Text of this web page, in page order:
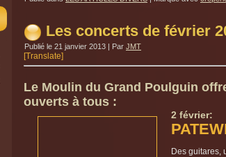
Les concerts de février
Publié le 21 janvier 2013 | Par JMT
[Translate]
Le Moulin du Grand Poulguin
ouverts à tous :
2 février:
Des guitares,